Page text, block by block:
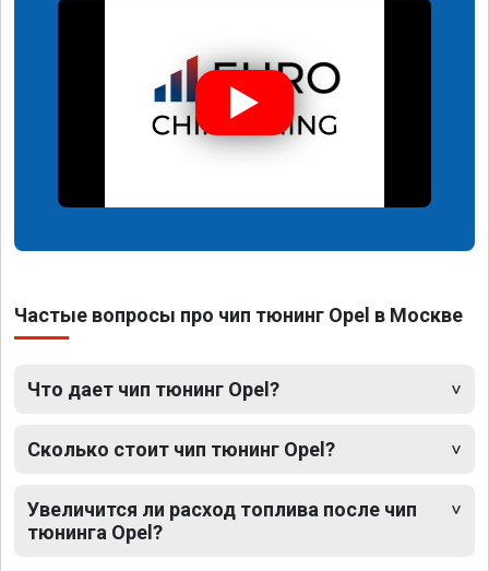
Частые вопросы про чип тюнинг Opel в Москве
Что дает чип тюнинг Opel?
Сколько стоит чип тюнинг Opel?
Увеличится ли расход топлива после чип
тюнинга Opel?